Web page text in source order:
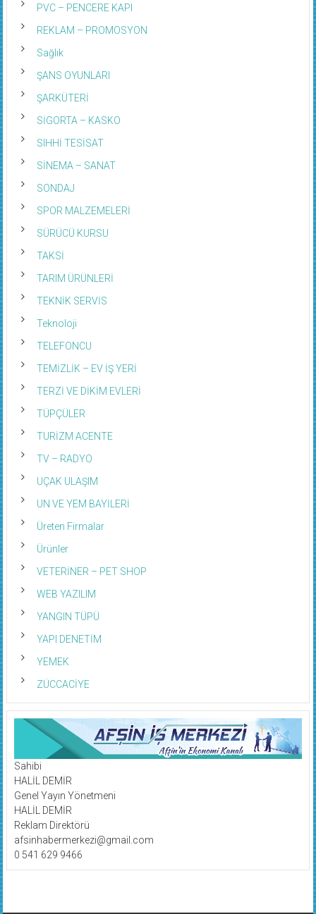
PVC – PENCERE KAPI
REKLAM – PROMOSYON
Sağlık
ŞANS OYUNLARI
ŞARKÜTERİ
SİGORTA – KASKO
SIHHİ TESİSAT
SİNEMA – SANAT
SONDAJ
SPOR MALZEMELERİ
SÜRÜCÜ KURSU
TAKSİ
TARIM ÜRÜNLERİ
TEKNİK SERVİS
Teknoloji
TELEFONCU
TEMİZLİK – EV İŞ YERİ
TERZİ VE DİKİM EVLERİ
TÜPÇÜLER
TURİZM ACENTE
TV – RADYO
UÇAK ULAŞIM
UN VE YEM BAYİLERİ
Üreten Firmalar
Ürünler
VETERİNER – PET SHOP
WEB YAZILIM
YANGIN TÜPÜ
YAPI DENETİM
YEMEK
ZÜCCACİYE
Sahibi
HALİL DEMİR
Genel Yayın Yönetmeni
HALİL DEMİR
Reklam Direktörü
afsinhabermerkezi@gmail.com
0 541 629 9466